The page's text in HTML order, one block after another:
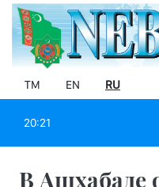
TM EN RU
20:21
В Ашхабаде